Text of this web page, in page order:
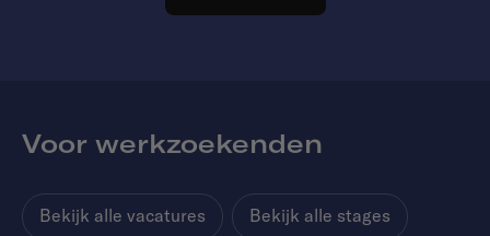
Voor werkzoekenden
Bekijk alle vacatures Bekijk alle stages